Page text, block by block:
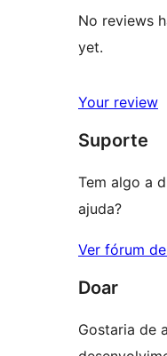
No reviews
yet.
Your review
Suporte
Tem algo a
ajuda?
Ver fórum
Doar
Gostaria de